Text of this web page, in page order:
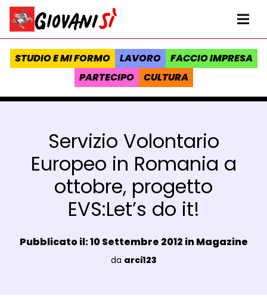
Vai al contenuto
Homepage Giovanisì - Progetto della Regione Toscana
STUDIO E MI FORMO LAVORO
FACCIO IMPRESA
PARTECIPO
CULTURA
Servizio Volontario
Europeo in Romania a
ottobre, progetto
EVS:Let’s do it!
Data e ora:
Pubblicato il: 10 Settembre 2012 inMagazine
Luogo:
da arci123